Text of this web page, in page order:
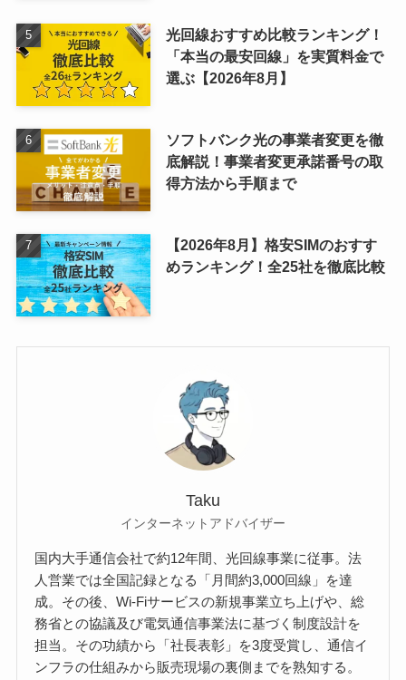
光回線おすすめ比較ランキング！
「本当の最安回線」を実質料金で
選ぶ【2026年8月】
ソフトバンク光の事業者変更を徹
底解説！事業者変更承諾番号の取
得方法から手順まで
【2026年8月】格安SIMのおすす
めランキング！全25社を徹底比較
Taku
インターネットアドバイザー
国内大手通信会社で約12年間、光回線事業に従事。法
人営業では全国記録となる「月間約3,000回線」を達
成。その後、Wi-Fiサービスの新規事業立ち上げや、総
務省との協議及び電気通信事業法に基づく制度設計を
担当。その功績から「社長表彰」を3度受賞し、通信イ
ンフラの仕組みから販売現場の裏側までを熟知する。